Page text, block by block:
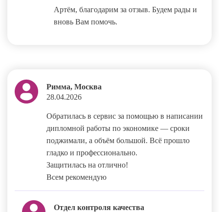
Артём, благодарим за отзыв. Будем рады и
вновь Вам помочь.
Римма, Москва
28.04.2026
Обратилась в сервис за помощью в написании
дипломной работы по экономике — сроки
поджимали, а объём большой. Всё прошло
гладко и профессионально.
Защитилась на отлично!
Всем рекомендую
Отдел контроля качества